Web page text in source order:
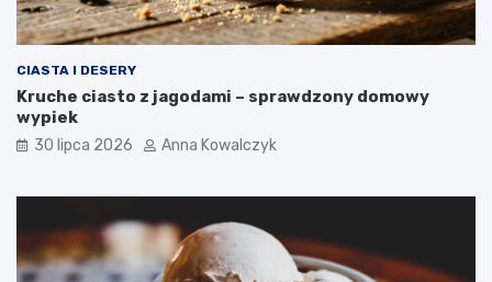
CIASTA I DESERY
Kruche ciasto z jagodami – sprawdzony domowy
wypiek
30 lipca 2026 Anna Kowalczyk